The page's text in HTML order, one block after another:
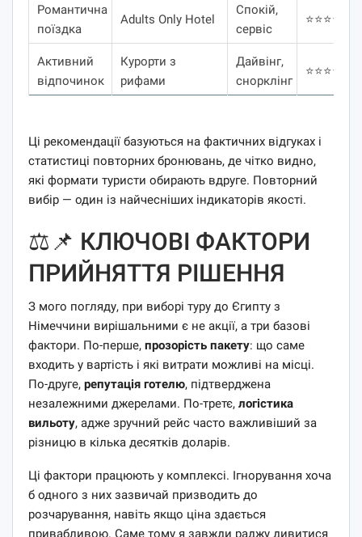
Романтична
поїздка
Adults Only Hotel
Спокій,
сервіс
⭐⭐⭐⭐
Активний
відпочинок
Курорти з
рифами
Дайвінг,
снорклінг
⭐⭐⭐⭐
Ці рекомендації базуються на фактичних відгуках і
статистиці повторних бронювань, де чітко видно,
які формати туристи обирають вдруге. Повторний
вибір — один із найчесніших індикаторів якості.
⚖️📌 КЛЮЧОВІ ФАКТОРИ
ПРИЙНЯТТЯ РІШЕННЯ
З мого погляду, при виборі туру до Єгипту з
Німеччини вирішальними є не акції, а три базові
фактори. По-перше, прозорість пакету: що саме
входить у вартість і які витрати можливі на місці.
По-друге, репутація готелю, підтверджена
незалежними джерелами. По-третє, логістика
вильоту, адже зручний рейс часто важливіший за
різницю в кілька десятків доларів.
Ці фактори працюють у комплексі. Ігнорування хоча
б одного з них зазвичай призводить до
розчарування, навіть якщо ціна здається
привабливою. Саме тому я завжди раджу дивитися